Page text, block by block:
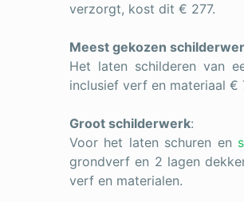
verzorgt, kost dit € 277.
Meest gekozen
Het laten schilderen van
inclusief verf en materiaal €
Groot schilderwerk:
Voor het laten schuren en
grondverf en 2 lagen
verf en materialen.